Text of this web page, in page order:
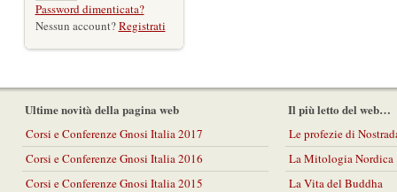
Password dimenticata?
Nessun account?Registrati
Ultime novità della pagina web
Corsi e Conferenze Gnosi Italia 2017
Corsi e Conferenze Gnosi Italia 2016
Corsi e Conferenze Gnosi Italia 2015
Il più letto del web…
Le profezie di
La Mitologia Nordica
La Vita del Buddha